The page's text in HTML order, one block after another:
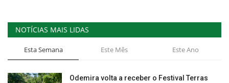
NOTÍCIAS MAIS LIDAS
Esta Semana Este Mês Este Ano
Odemira volta a receber o Festival Terras